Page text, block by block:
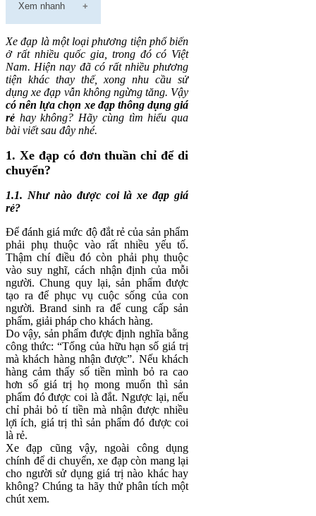
Xem nhanh
Xe đạp là một loại phương tiện phổ biến
ở rất nhiều quốc gia, trong đó có Việt
Nam. Hiện nay đã có rất nhiều phương
tiện khác thay thế, xong nhu cầu sử
dụng xe đạp vẫn không ngừng tăng. Vậy
có nên lựa chọn xe đạp thông dụng giá
rẻ hay không? Hãy cùng tìm hiểu qua
bài viết sau đây nhé.
1. Xe đạp có đơn thuần chỉ để di
chuyển?
1.1. Như nào được coi là xe đạp giá
rẻ?
Để đánh giá mức độ đắt rẻ của sản phẩm
phải phụ thuộc vào rất nhiều yếu tố.
Thậm chí điều đó còn phải phụ thuộc
vào suy nghĩ, cách nhận định của mỗi
người. Chung quy lại, sản phẩm được
tạo ra để phục vụ cuộc sống của con
người. Brand sinh ra để cung cấp sản
phẩm, giải pháp cho khách hàng.
Do vậy, sản phẩm được định nghĩa bằng
công thức: “Tổng của hữu hạn số giá trị
mà khách hàng nhận được”. Nếu khách
hàng cảm thấy số tiền mình bỏ ra cao
hơn số giá trị họ mong muốn thì sản
phẩm đó được coi là đắt. Ngược lại, nếu
chỉ phải bỏ tí tiền mà nhận được nhiều
lợi ích, giá trị thì sản phẩm đó được coi
là rẻ.
Xe đạp cũng vậy, ngoài công dụng
chính để di chuyển, xe đạp còn mang lại
cho người sử dụng giá trị nào khác hay
không? Chúng ta hãy thử phân tích một
chút xem.